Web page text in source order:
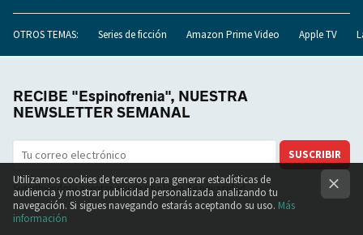
OTROS TEMAS: Series de ficción Amazon Prime Video Apple TV
RECIBE "Espinofrenia", NUESTRA
NEWSLETTER SEMANAL
SUSCRIBIR
Suscribiéndote aceptas nuestrapolítica de privacidad
Utilizamos cookies de terceros para generar estadísticas de
audiencia y mostrar publicidad personalizada analizando tu
navegación. Si sigues navegando estarás aceptando su uso. Más
información